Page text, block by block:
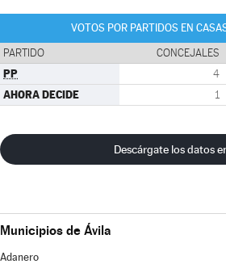
VOTOS POR PARTIDOS EN
PARTIDO CONCEJALES
PP 4
AHORA DECIDE 1
Descárgate los datos
Municipios de Ávila
Adanero